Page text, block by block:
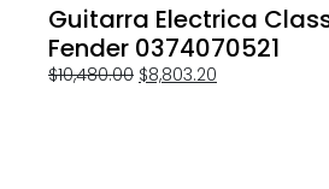
Guitarra Electrica
Fender 0374070521
$10,480.00 $8,803.20